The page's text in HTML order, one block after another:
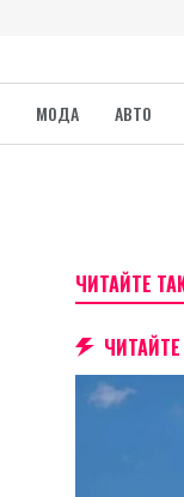
МОДА АВТО
ЧИТАЙТЕ